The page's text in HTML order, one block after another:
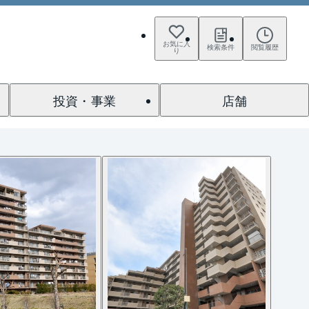
お気に入
り 検索条件 閲覧履歴
投資・事業 店舗